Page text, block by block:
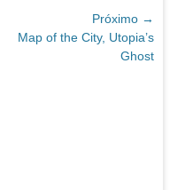
Próximo →
PróximoMap of the City, Utopia’s
Ghost